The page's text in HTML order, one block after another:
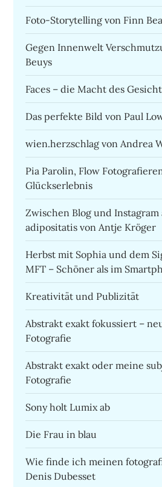
Foto-Storytelling von Finn
Gegen Innenwelt
Beuys
Faces – die Macht des
Das perfekte Bild von Paul
wien.herzschlag von Andrea
Pia Parolin, Flow
Glückserlebnis
Zwischen Blog und Instagram
adipositatis von Antje Kröger
Herbst mit Sophia und dem
MFT – Schöner als im
Kreativität und Publizität
Abstrakt exakt fokussiert –
Fotografie
Abstrakt exakt oder meine
Fotografie
Sony holt Lumix ab
Die Frau in blau
Wie finde ich meinen
Denis Dubesset